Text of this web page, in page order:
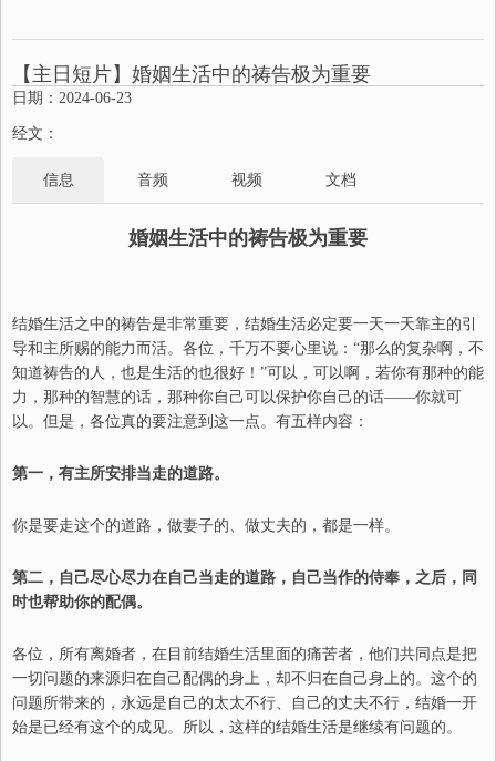
【主日短片】婚姻生活中的祷告极为重要
日期：2024-06-23
经文：
信息 音频 视频 文档
婚姻生活中的祷告极为重要
结婚生活之中的祷告是非常重要， 结婚生活必定要一天一天靠主的引
导和主所赐的能力而活。各位，千万不要心里说：“那么的复杂啊，不
知道祷告的人， 也是生活的也很好！”可以，可以啊 ，若你有那种的能
力，那种的智慧的话，那种你自己可以保护你自己的话——你就可
以。但是，各位真的要注意到 这一点。有五样内容：
第一，有主所安排当走的道路。
你是要走这个的道路，做妻子的、 做丈夫的，都是一样。
第二， 自己尽心尽力在自己当走的道路，自己当作的侍奉， 之后，同
时也帮助你的配偶。
各位，所有离婚者，在目前结婚生活里面的痛苦者，他们共同点是把
一切问题的来源归在自己配偶的身上，却不归在自己身上的。这个的
问题所带来的，永远是自己的太太不行、
自己的丈夫不行，结婚一开
始是已经有这个的成见。所以，这样的结婚生活是继续有问题的。